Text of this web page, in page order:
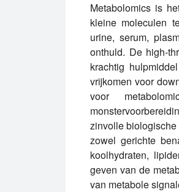
Metabolomics is
kleine moleculen
urine, serum,
onthuld. De high-
krachtig
vrijkomen voor
voor
zinvolle
zowel gerichte
koolhydraten,
geven van de
van metabole